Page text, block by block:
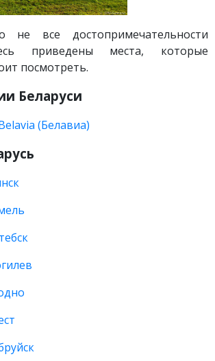
все достопримечательности
приведены места, которые
посмотреть.
Беларуси
(Белавиа)